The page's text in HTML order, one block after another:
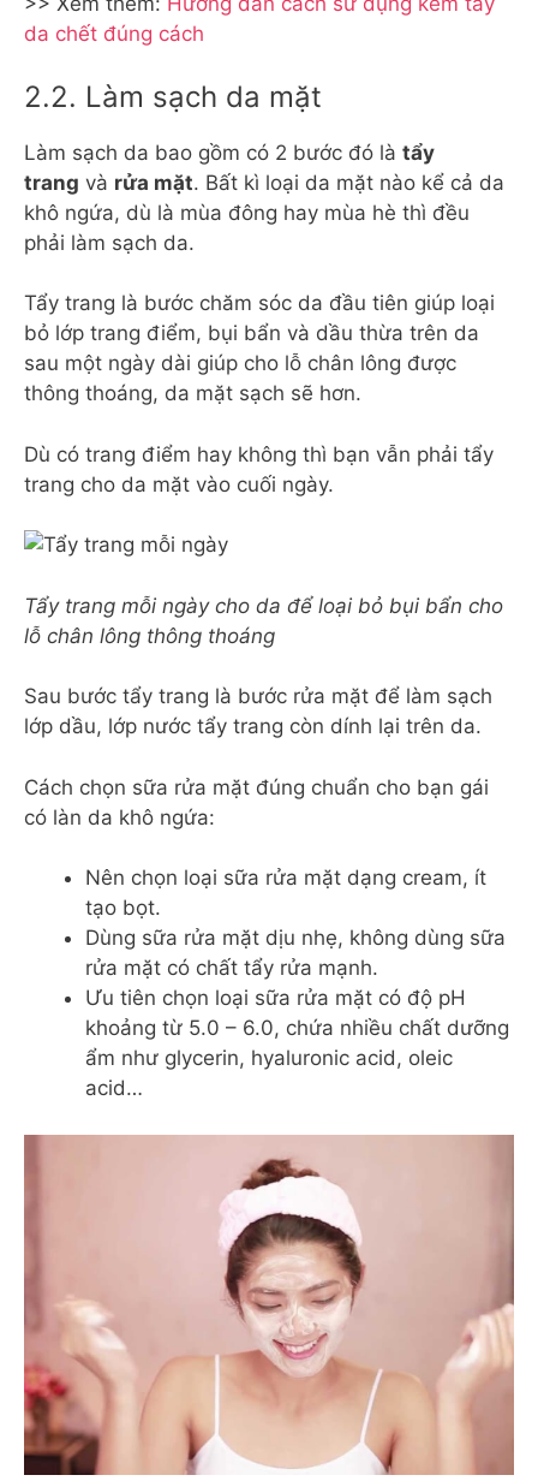
da chết đúng cách
2.2. Làm sạch da mặt
Làm sạch da bao gồm có 2 bước đó là tẩy
trang và rửa mặt. Bất kì loại da mặt nào kể cả da
khô ngứa, dù là mùa đông hay mùa hè thì đều
phải làm sạch da.
Tẩy trang là bước chăm sóc da đầu tiên giúp loại
bỏ lớp trang điểm, bụi bẩn và dầu thừa trên da
sau một ngày dài giúp cho lỗ chân lông được
thông thoáng, da mặt sạch sẽ hơn.
Dù có trang điểm hay không thì bạn vẫn phải tẩy
trang cho da mặt vào cuối ngày.
Tẩy trang mỗi ngày cho da để loại bỏ bụi bẩn cho
lỗ chân lông thông thoáng
Sau bước tẩy trang là bước rửa mặt để làm sạch
lớp dầu, lớp nước tẩy trang còn dính lại trên da.
Cách chọn sữa rửa mặt đúng chuẩn cho bạn gái
có làn da khô ngứa:
Nên chọn loại sữa rửa mặt dạng cream, ít
tạo bọt.
Dùng sữa rửa mặt dịu nhẹ, không dùng sữa
rửa mặt có chất tẩy rửa mạnh.
Ưu tiên chọn loại sữa rửa mặt có độ pH
khoảng từ 5.0 – 6.0, chứa nhiều chất dưỡng
ẩm như glycerin, hyaluronic acid, oleic
acid…